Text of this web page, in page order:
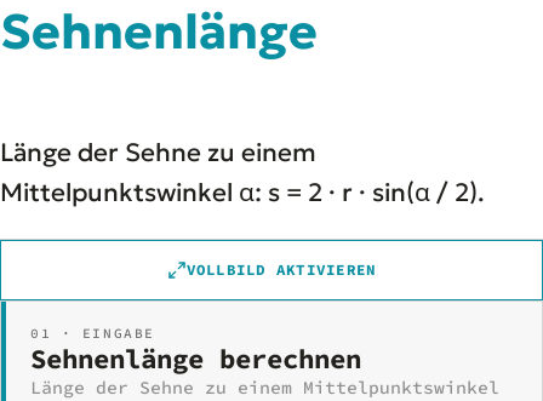
01Start
05 Docs
06Tools
Sehnenlänge
Länge der Sehne zu einem
Mittelpunktswinkel α: s = 2 · r · sin(α / 2).
VOLLBILD AKTIVIEREN
01 · EINGABE
Sehnenlänge berechnen
Länge der Sehne zu einem Mittelpunktswinkel